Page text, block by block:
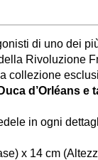
di uno dei
Rivoluzione
collezione
d’Orléans e
in ogni
x 14 cm